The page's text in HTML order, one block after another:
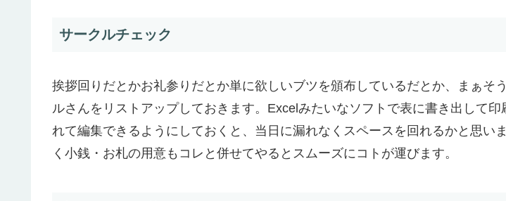
サークルチェック
挨拶回りだとかお礼参りだとか単に欲しいブツを頒布しているだとか、まぁそ
ルさんをリストアップしておきます。Excelみたいなソフトで表に書き出して印
れて編集できるようにしておくと、当日に漏れなくスペースを回れるかと思い
く小銭・お札の用意もコレと併せてやるとスムーズにコトが運びます。